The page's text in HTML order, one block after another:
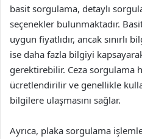
basit sorgulama, detaylı
seçenekler bulunmaktadır.
uygun fiyatlıdır, ancak sınırlı
ise daha fazla bilgiyi
gerektirebilir. Ceza sorgulama
ücretlendirilir ve genellikle
bilgilere ulaşmasını sağlar.
Ayrıca, plaka sorgulama